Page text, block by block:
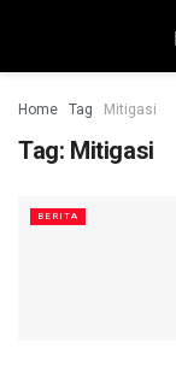
Home Tag Mitigasi
Tag: Mitigasi
BERITA